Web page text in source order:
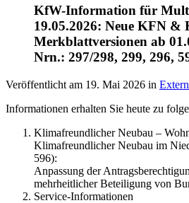
KfW-Information für
19.05.2026: Neue KFN &
Merkblattversionen ab
Nrn.: 297/298, 299, 296,
Veröffentlicht am 19. Mai 2026 in
Informationen erhalten Sie heute zu
Klimafreundlicher Neubau –
Klimafreundlicher Neubau im
596):
Anpassung der
mehrheitlicher Beteiligung von
Service-Informationen